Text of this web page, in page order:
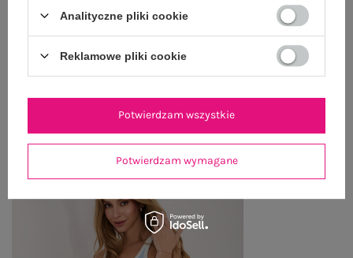
ZWROTY I REKLAMACJE
OSTATNIO OGLĄDANE
Analityczne pliki cookie
Reklamowe pliki cookie
Potwierdzam wymagane
Potwierdzam wszystkie